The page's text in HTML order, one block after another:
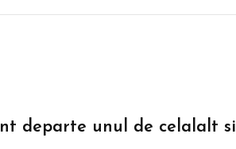
departe unul de celalalt si